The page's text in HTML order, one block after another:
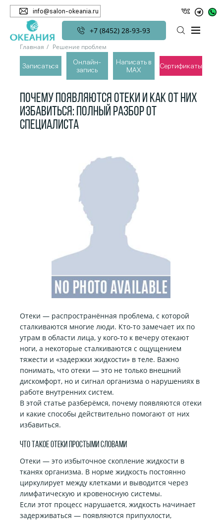
info@salon-okeania.ru
+7 (8452) 28-93-93
Записаться
Онлайн-
запись
Написать в
MAX
Сертификаты
Главная Решение проблем
Почему появляются отеки и как от них избавиться: полный
разбор от специалиста
ПОЧЕМУ ПОЯВЛЯЮТСЯ ОТЕКИ И КАК ОТ НИХ
ИЗБАВИТЬСЯ: ПОЛНЫЙ РАЗБОР ОТ
СПЕЦИАЛИСТА
Отеки — распространённая проблема, с которой
сталкиваются многие люди. Кто-то замечает их по
утрам в области лица, у кого-то к вечеру отекают
ноги, а некоторые сталкиваются с ощущением
тяжести и «задержки жидкости» в теле. Важно
понимать, что отеки — это не только внешний
дискомфорт, но и сигнал организма о нарушениях в
работе внутренних систем.
В этой статье разберёмся, почему появляются отеки
и какие способы действительно помогают от них
избавиться.
Что такое отеки простыми словами
Отеки — это избыточное скопление жидкости в
тканях организма. В норме жидкость постоянно
циркулирует между клетками и выводится через
лимфатическую и кровеносную системы.
Если этот процесс нарушается, жидкость начинает
задерживаться — появляются припухлости,